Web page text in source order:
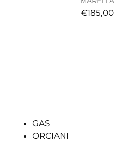
€185,00
GAS
ORCIANI